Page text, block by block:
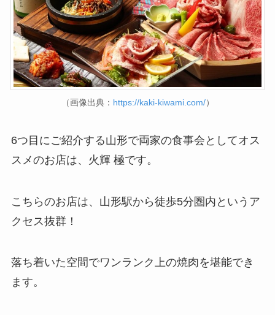
（画像出典： https://kaki-kiwami.com/）
6つ目にご紹介する山形で両家の食事会としてオス
スメのお店は、火輝 極です。
こちらのお店は、山形駅から徒歩5分圏内というア
クセス抜群！
落ち着いた空間でワンランク上の焼肉を堪能でき
ます。